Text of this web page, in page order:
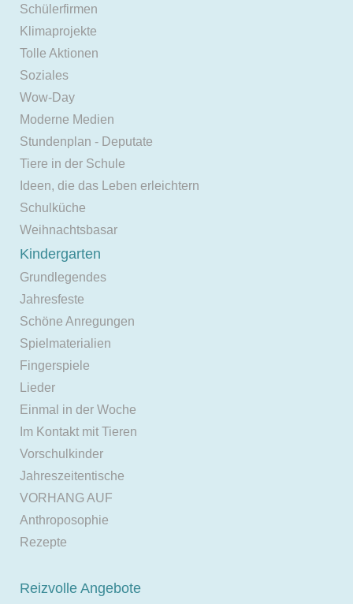
Schülerfirmen
Klimaprojekte
Tolle Aktionen
Soziales
Wow-Day
Moderne Medien
Stundenplan - Deputate
Tiere in der Schule
Ideen, die das Leben erleichtern
Schulküche
Weihnachtsbasar
Kindergarten
Grundlegendes
Jahresfeste
Schöne Anregungen
Spielmaterialien
Fingerspiele
Lieder
Einmal in der Woche
Im Kontakt mit Tieren
Vorschulkinder
Jahreszeitentische
VORHANG AUF
Anthroposophie
Rezepte
Reizvolle Angebote